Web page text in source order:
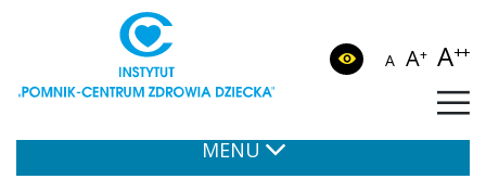
A A+ A++
MENU